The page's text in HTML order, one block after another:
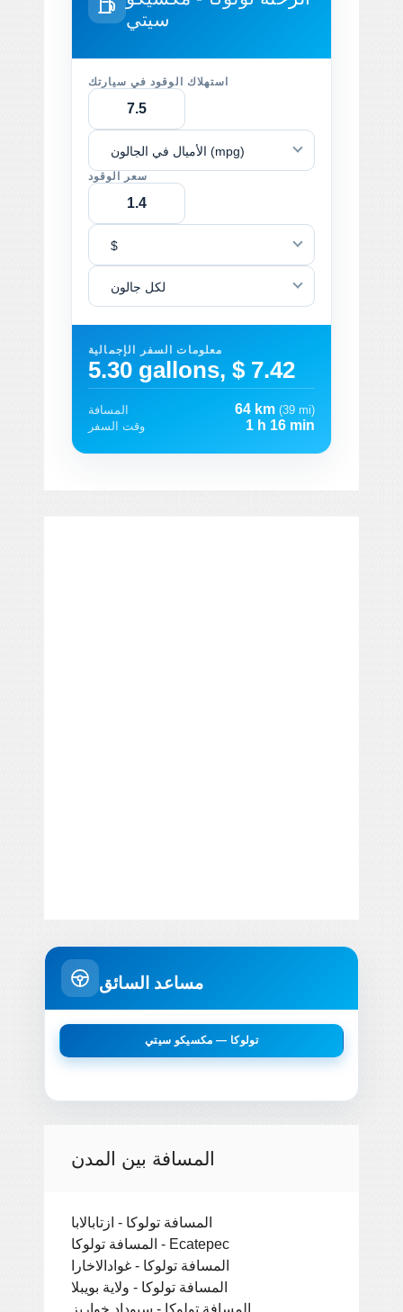
سيتي
استهلاك الوقود في سيارتك
الأميال في الجالون (mpg)
سعر الوقود
$
لكل جالون
معلومات السفر الإجمالية
5.30 gallons, $ 7.42
المسافة 64 km (39 mi)
وقت السفر
1 h 16 min
مساعد السائق
تولوكا — مكسيكو سيتي
المسافة بين المدن
المسافة تولوكا - ازتابالابا
المسافة تولوكا - Ecatepec
المسافة تولوكا - غوادالاخارا
المسافة تولوكا - ولاية بويبلا
المسافة تولوكا - سيوداد خواريز